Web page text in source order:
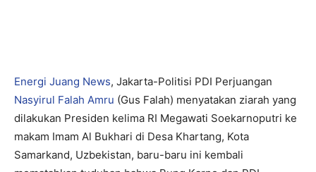
Energi Juang News, Jakarta-Politisi PDI Perjuangan
Nasyirul Falah Amru (Gus Falah) menyatakan ziarah yang
dilakukan Presiden kelima RI Megawati Soekarnoputri ke
makam Imam Al Bukhari di Desa Khartang, Kota
Samarkand, Uzbekistan, baru-baru ini kembali